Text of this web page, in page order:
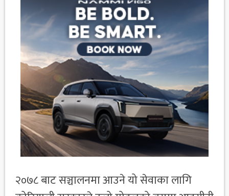
२०७८ बाट सञ्चालनमा आउने यो सेवाका लागि